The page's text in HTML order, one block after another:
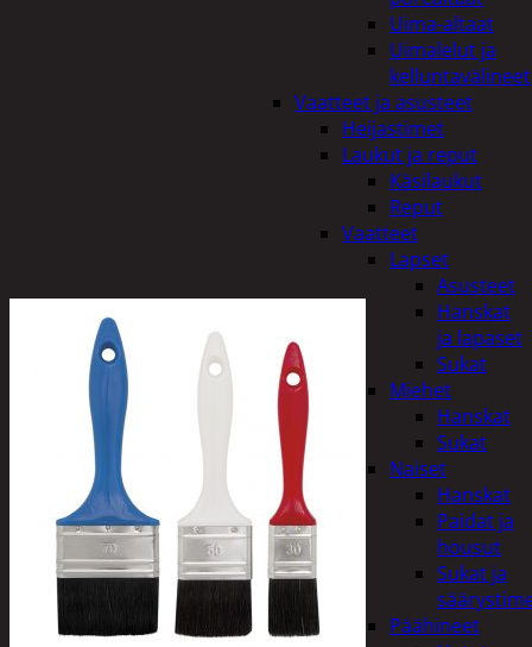
Uima-altaat
Uimalelut ja
kelluntavälineet
Vaatteet ja asusteet
Heijastimet
Laukut ja reput
Käsilaukut
Reput
Vaatteet
Lapset
Asusteet
Hanskat
ja lapaset
Sukat
Miehet
Hanskat
Sukat
Naiset
Hanskat
Paidat ja
housut
Sukat ja
Päähineet